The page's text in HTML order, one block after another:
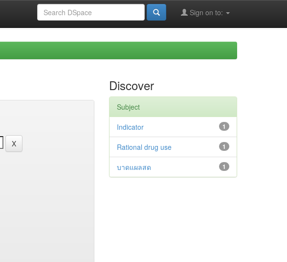
Sign on to:
Discover
Subject
1
Indicator
1
Rational drug use
1
บาดแผลสด